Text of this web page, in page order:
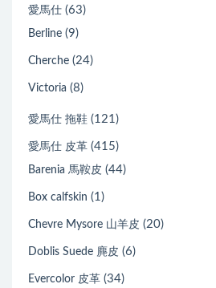
愛馬仕 (63)
Berline (9)
Cherche (24)
Victoria (8)
愛馬仕 拖鞋 (121)
愛馬仕 皮革 (415)
Barenia 馬鞍皮 (44)
Box calfskin (1)
Chevre Mysore 山羊皮 (20)
Doblis Suede 麂皮 (6)
Evercolor 皮革 (34)